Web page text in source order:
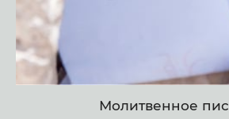
Молитвенное